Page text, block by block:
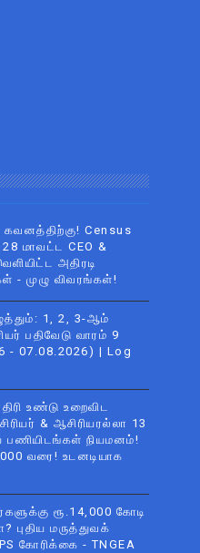
கவனத்திற்கு! Census
மாவட்ட CEO &
அதிரடி
- முழு விவரங்கள்!
1, 2, 3-ஆம்
பதிவேடு வாரம் 9
- 07.08.2026) | Log
உண்டு உறைவிட
& ஆசிரியரல்லா 13
பணியிடங்கள் நியமனம்!
வரை! உடனடியாக
ரூ.14,000 கோடி
புதிய மருத்துவக்
கோரிக்கை - TNGEA